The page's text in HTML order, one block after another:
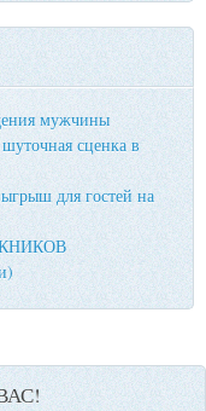
мужчины
сценка в
для гостей на